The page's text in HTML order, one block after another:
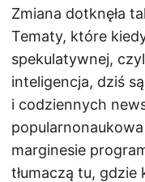
Zmiana dotknęła
Tematy, które
spekulatywnej,
inteligencja, dziś
i codziennych
marginesie
tłumaczą tu,